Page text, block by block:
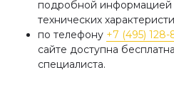
подробной информацией
технических
по телефону +7 (495)
сайте доступна
специалиста.